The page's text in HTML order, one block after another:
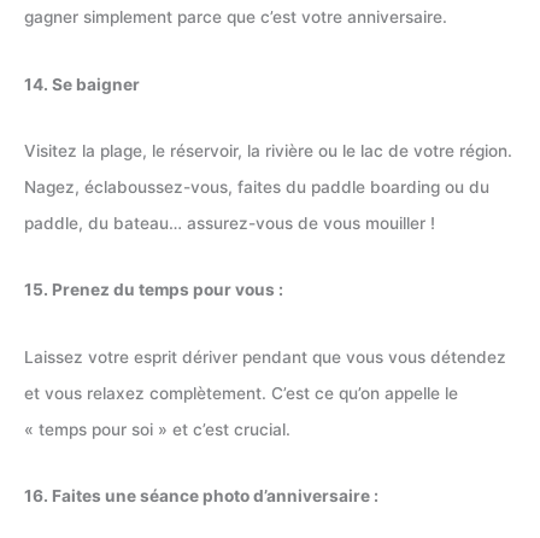
gagner simplement parce que c’est votre anniversaire.
14. Se baigner
Visitez la plage, le réservoir, la rivière ou le lac de votre région.
Nagez, éclaboussez-vous, faites du paddle boarding ou du
paddle, du bateau… assurez-vous de vous mouiller !
15. Prenez du temps pour vous :
Laissez votre esprit dériver pendant que vous vous détendez
et vous relaxez complètement. C’est ce qu’on appelle le
« temps pour soi » et c’est crucial.
16. Faites une séance photo d’anniversaire :